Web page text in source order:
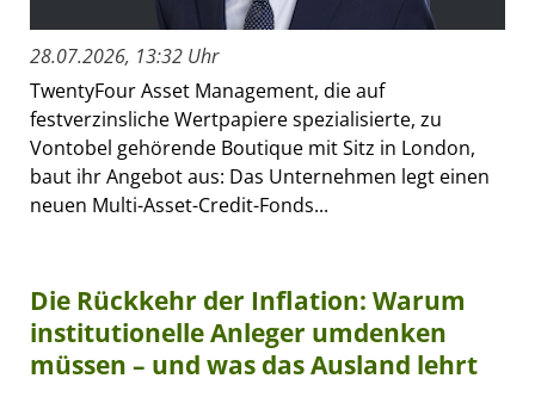
28.07.2026, 13:32 Uhr
TwentyFour Asset Management, die auf
festverzinsliche Wertpapiere spezialisierte, zu
Vontobel gehörende Boutique mit Sitz in London,
baut ihr Angebot aus: Das Unternehmen legt einen
neuen Multi-Asset-Credit-Fonds...
Die Rückkehr der Inflation: Warum
institutionelle Anleger umdenken
müssen – und was das Ausland lehrt